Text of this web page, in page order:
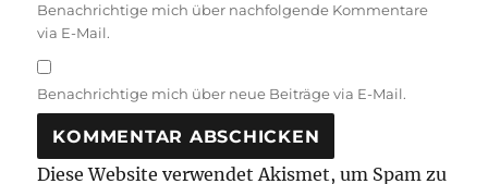
Benachrichtige mich über nachfolgende Kommentare
via E-Mail.
Benachrichtige mich über neue Beiträge via E-Mail.
Diese Website verwendet Akismet, um Spam zu